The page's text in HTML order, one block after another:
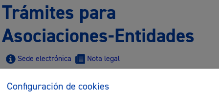
Trámites para
Asociaciones-Entidades
Sede electrónica Nota legal
Configuración de cookies